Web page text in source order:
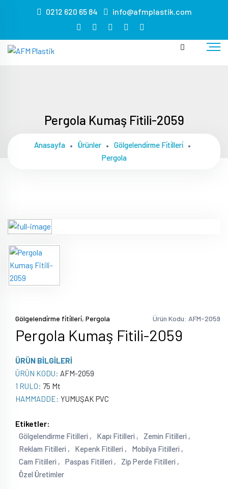
kiralama
masa
sandalye
kiralama
pvc
zemin
kaplama
0212 620 65 84 info@afmplastik.com
Pergola Kumaş Fitili-2059
Anasayfa Ürünler
Gölgelendi̇rme Fi̇ti̇lleri̇
Pergola
Gölgelendi̇rme fi̇ti̇lleri̇, Pergola Ürün Kodu: AFM-2059
Pergola Kumaş Fitili-2059
ÜRÜN BİLGİLERİ
ÜRÜN KODU: AFM-2059
1 RULO: 75 Mt
HAMMADDE: YUMUŞAK PVC
Etiketler:
Gölgelendirme Fitilleri , Kapı Fitilleri ,
Zemin Fitilleri ,
Reklam Fitilleri ,
Kepenk Fitilleri ,
Mobilya Fitilleri ,
Cam Fitilleri ,
Paspas Fitilleri ,
Zip Perde Fitilleri ,
Özel Üretimler